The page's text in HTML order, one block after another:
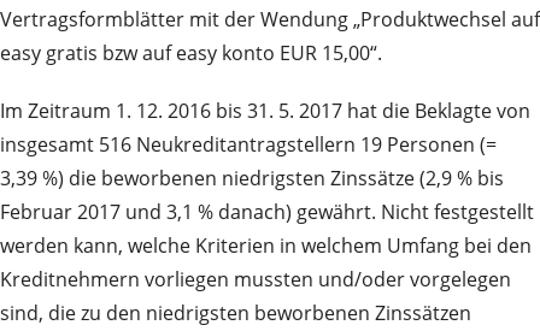
Vertragsformblätter mit der Wendung „Produktwechsel auf
easy gratis bzw auf easy konto EUR 15,00“.
Im Zeitraum 1. 12. 2016 bis 31. 5. 2017 hat die Beklagte von
insgesamt 516 Neukreditantragstellern 19 Personen (=
3,39 %) die beworbenen niedrigsten Zinssätze (2,9 % bis
Februar 2017 und 3,1 % danach) gewährt. Nicht festgestellt
werden kann, welche Kriterien in welchem Umfang bei den
Kreditnehmern vorliegen mussten und/oder vorgelegen
sind, die zu den niedrigsten beworbenen Zinssätzen